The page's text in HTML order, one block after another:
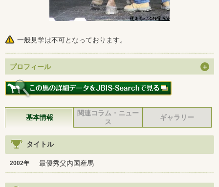
一般見学は不可となっております。
プロフィール
基本情報
関連コラム・ニュー
ス
ギャラリー
タイトル
2002年 最優秀父内国産馬